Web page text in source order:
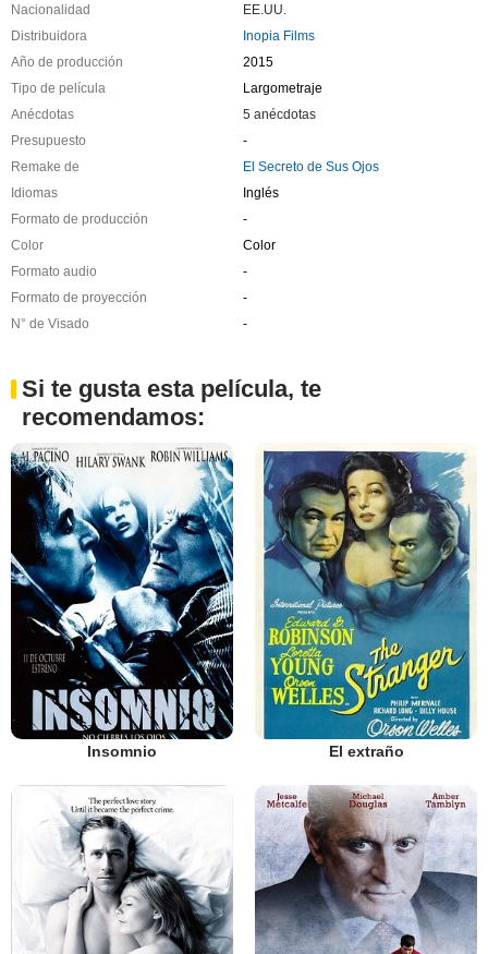
Nacionalidad
EE.UU.
Distribuidora
Inopia Films
Año de producción
2015
Tipo de película
Largometraje
Anécdotas
5 anécdotas
Presupuesto
-
Remake de
El Secreto de Sus Ojos
Idiomas
Inglés
Formato de producción
-
Color
Color
Formato audio
-
Formato de proyección
-
N° de Visado
-
Si te gusta esta película, te
recomendamos:
Insomnio El extraño